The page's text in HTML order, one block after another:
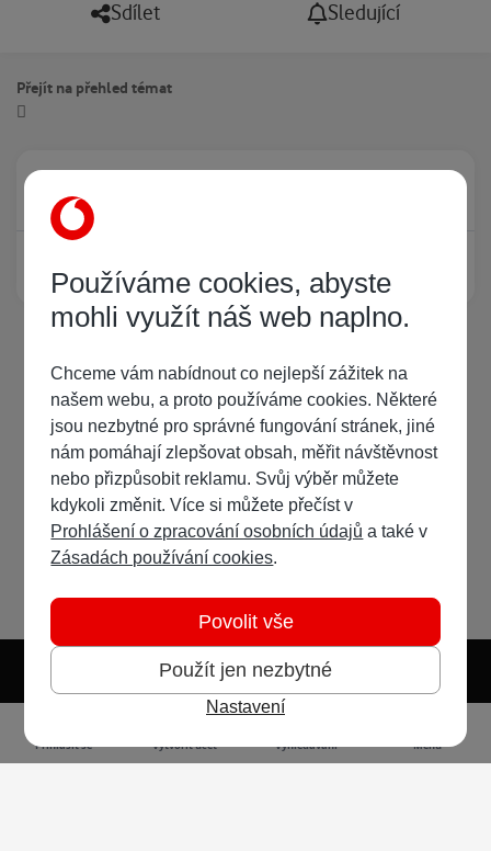
Sdílet Sledující
Přejít na přehled témat
Právě prohlíží tuto stránku
Žádný registrovaný uživatel si neprohlíží tuto stránku
Světlý režim Předvolba systému
Přihlásit se Vytvořit účet Vyhledávání Menu
Používáme cookies, abyste
mohli využít náš web naplno.
Chceme vám nabídnout co nejlepší zážitek na
našem webu, a proto používáme cookies. Některé
jsou nezbytné pro správné fungování stránek, jiné
nám pomáhají zlepšovat obsah, měřit návštěvnost
nebo přizpůsobit reklamu. Svůj výběr můžete
kdykoli změnit. Více si můžete přečíst v
Prohlášení o zpracování osobních údajů a také v
Zásadách používání cookies.
Použít jen nezbytné
Povolit vše
Nastavení